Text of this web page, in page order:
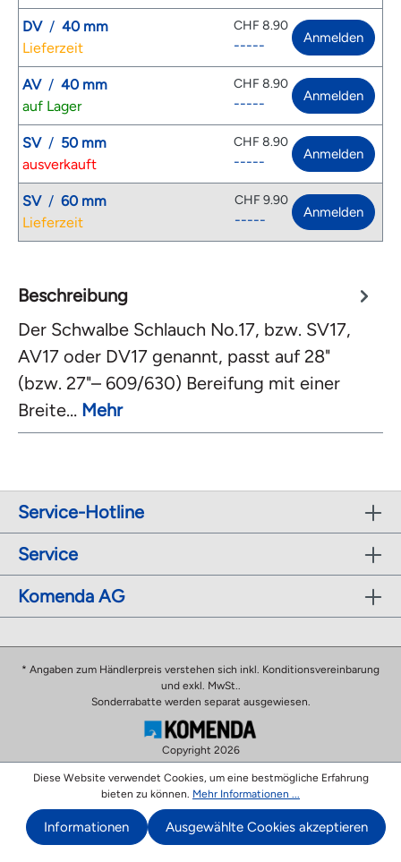
DV / 40 mm
Lieferzeit
CHF 8.90
----- Anmelden
AV / 40 mm
auf Lager
CHF 8.90
----- Anmelden
SV / 50 mm
ausverkauft
CHF 8.90
----- Anmelden
SV / 60 mm
Lieferzeit
CHF 9.90
----- Anmelden
Beschreibung
Der Schwalbe Schlauch No.17, bzw. SV17,
AV17 oder DV17 genannt, passt auf 28"
(bzw. 27"– 609/630) Bereifung mit einer
Breite… Mehr
Service-Hotline
Service
Komenda AG
* Angaben zum Händlerpreis verstehen sich inkl. Konditionsvereinbarung
und exkl. MwSt..
Sonderrabatte werden separat ausgewiesen.
Copyright 2026
Diese Website verwendet Cookies, um eine bestmögliche Erfahrung
bieten zu können. Mehr Informationen ...
Informationen Ausgewählte Cookies akzeptieren